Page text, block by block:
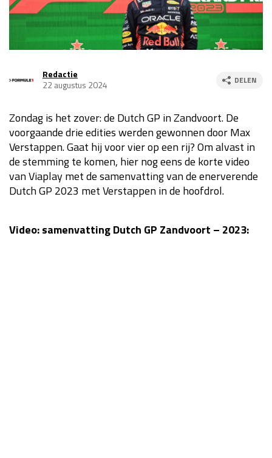
Race
za 13:00 - 15:00
Kwalificatie
za 23:00 - 00:00
Race
zo 21:00 - 23:00
Kwalificatie
za 19:00 - 20:00
Race
zo 18:00 - 20:00
Redactie
22 augustus 2024
DELEN
Zondag is het zover: de Dutch GP in Zandvoort. De
voorgaande drie edities werden gewonnen door Max
Verstappen. Gaat hij voor vier op een rij? Om alvast in
de stemming te komen, hier nog eens de korte video
van Viaplay met de samenvatting van de enerverende
Dutch GP 2023 met Verstappen in de hoofdrol.
Video: samenvatting Dutch GP Zandvoort – 2023: